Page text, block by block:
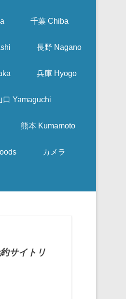
千葉 Chiba
長野 Nagano
兵庫 Hyogo
口 Yamaguchi
熊本 Kumamoto
カメラ
サイトリ